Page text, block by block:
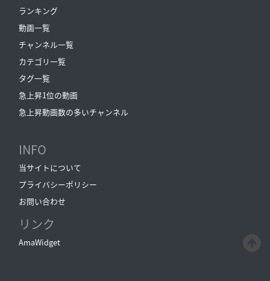
ランキング
動画一覧
チャンネル一覧
カテゴリ一覧
タグ一覧
急上昇1位の動画
急上昇動画数の多いチャンネル
INFO
当サイトについて
プライバシーポリシー
お問い合わせ
リンク
AmaWidget